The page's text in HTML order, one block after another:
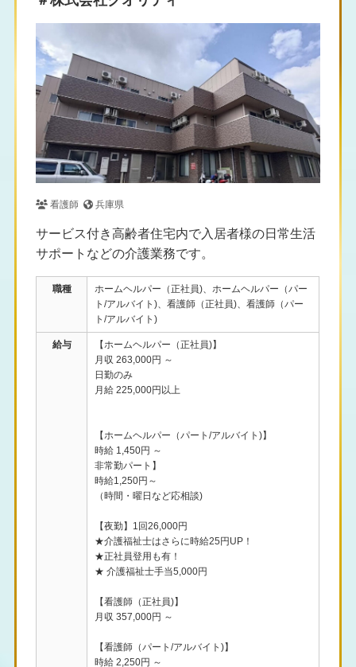
看護師 兵庫県
サービス付き高齢者住宅内で入居者様の日常生活
サポートなどの介護業務です。
職種
ホームヘルパー（正社員)、ホームヘルパー（パー
ト/アルバイト)、看護師（正社員)、看護師（パー
ト/アルバイト)
給与
【ホームヘルパー（正社員)】
月収 263,000円 ～
日勤のみ
月給 225,000円以上
【ホームヘルパー（パート/アルバイト)】
時給 1,450円 ～
非常勤パート】
時給1,250円～
（時間・曜日など応相談)
【夜勤】1回26,000円
★介護福祉士はさらに時給25円UP！
★正社員登用も有！
★ 介護福祉士手当5,000円
【看護師（正社員)】
月収 357,000円 ～
【看護師（パート/アルバイト)】
時給 2,250円 ～